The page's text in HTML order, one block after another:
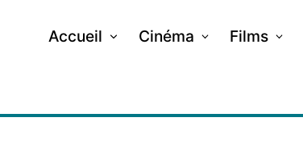
Accueil Cinéma Films